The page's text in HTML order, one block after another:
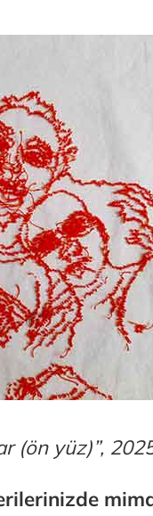
(ön yüz)”,